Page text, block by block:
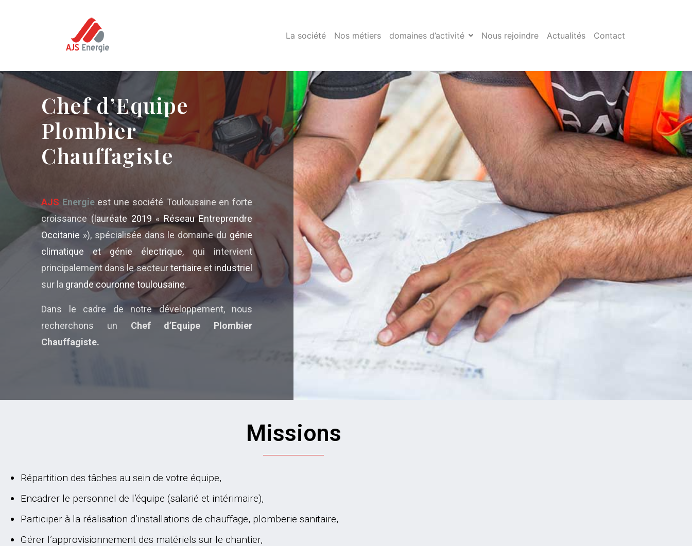
La société Nos métiers domaines d’activité Nous rejoindre Actualités Contact
Chef d’Equipe
Plombier
Chauffagiste
AJS Energieest une société Toulousaine en forte
croissance (l auréate 2019 « Réseau Entreprendre
Occitanie »), spécialisée dans le domaine du génie
climatique et génie électrique, qui intervient
principalement dans le secteurtertiaire et industriel
sur la grande couronne toulousaine.
Dans le cadre de notre développement, nous
recherchons un Chef d’Equipe Plombier
Chauffagiste.
Missions
Répartition des tâches au sein de votre équipe,
Encadrer le personnel de l’équipe (salarié et intérimaire),
Participer à la réalisation d’installations de chauffage, plomberie sanitaire,
Gérer l’approvisionnement des matériels sur le chantier,